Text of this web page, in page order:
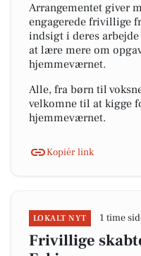
Arrangementet giver
engagerede frivillige
indsigt i deres
at lære mere om
hjemmeværnet.
Alle, fra børn til
velkomne til at kigge
hjemmeværnet.
Kopiér link
LOKALT NYT 1 time
Frivillige